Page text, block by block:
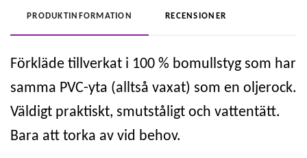
PRODUKTINFORMATION RECENSIONER
Förkläde tillverkat i 100 % bomullstyg som har
samma PVC-yta (alltså vaxat) som en oljerock.
Väldigt praktiskt, smutståligt och vattentätt.
Bara att torka av vid behov.